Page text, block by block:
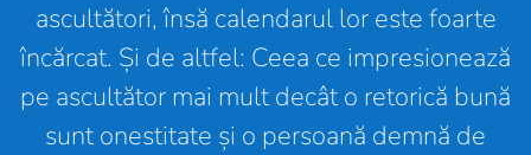
ascultători, însă calendarul lor este foarte
încărcat. Și de altfel: Ceea ce impresionează
pe ascultător mai mult decât o retorică bună
sunt onestitate și o persoană demnă de